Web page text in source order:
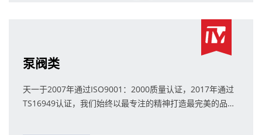
泵阀类
天一于2007年通过ISO9001：2000质量认证，2017年通过
TS16949认证，我们始终以最专注的精神打造最完美的品